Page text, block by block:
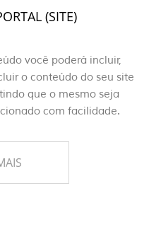
(SITE)
você poderá incluir,
o conteúdo do seu site
que o mesmo seja
com facilidade.